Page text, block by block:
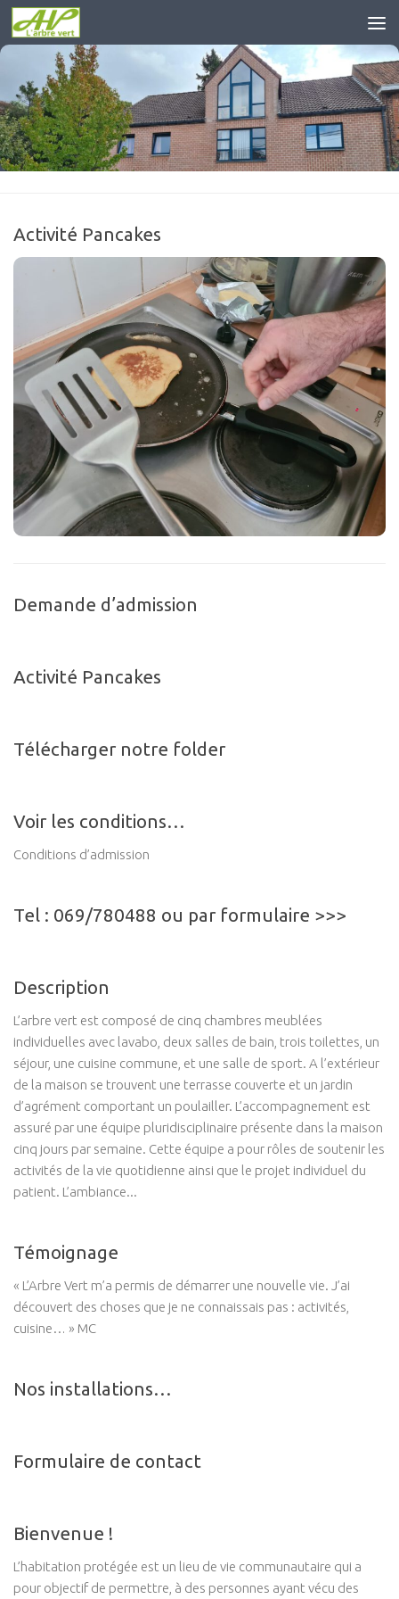
Skip to content
Activité Pancakes
Demande d’admission
Activité Pancakes
Télécharger notre folder
Voir les conditions…
Conditions d’admission
Tel : 069/780488 ou par formulaire >>>
Description
L’arbre vert est composé de cinq chambres meublées
individuelles avec lavabo, deux salles de bain, trois toilettes, un
séjour, une cuisine commune, et une salle de sport. A l’extérieur
de la maison se trouvent une terrasse couverte et un jardin
d’agrément comportant un poulailler. L’accompagnement est
assuré par une équipe pluridisciplinaire présente dans la maison
cinq jours par semaine. Cette équipe a pour rôles de soutenir les
activités de la vie quotidienne ainsi que le projet individuel du
patient. L’ambiance...
Témoignage
« L’Arbre Vert m’a permis de démarrer une nouvelle vie. J’ai
découvert des choses que je ne connaissais pas : activités,
cuisine… » MC
Nos installations…
Formulaire de contact
Bienvenue !
L’habitation protégée est un lieu de vie communautaire qui a
pour objectif de permettre, à des personnes ayant vécu des